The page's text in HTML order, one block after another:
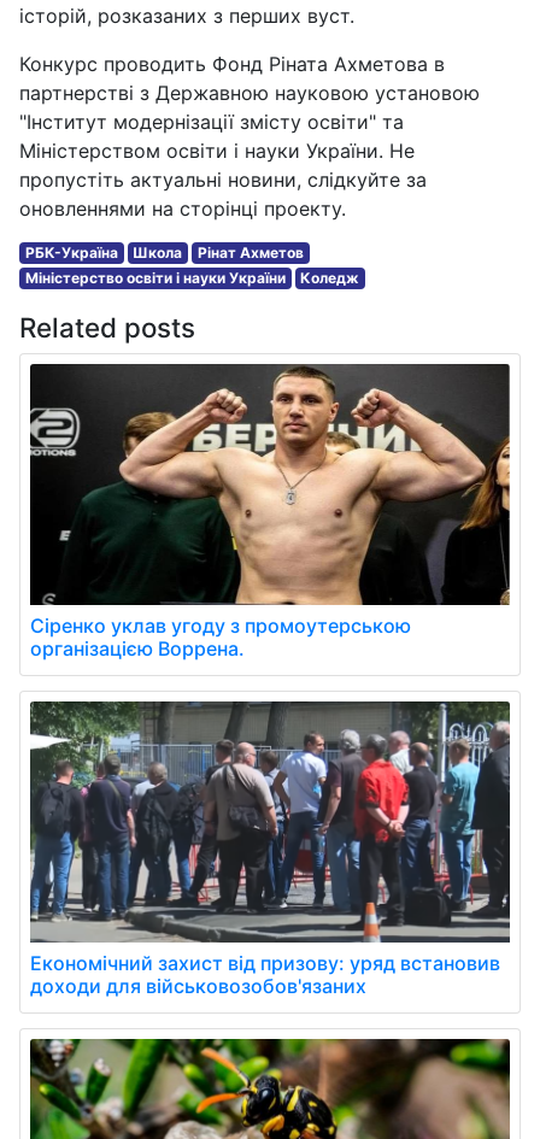
історій, розказаних з перших вуст.
Конкурс проводить Фонд Ріната Ахметова в
партнерстві з Державною науковою установою
"Інститут модернізації змісту освіти" та
Міністерством освіти і науки України. Не
пропустіть актуальні новини, слідкуйте за
оновленнями на сторінці проекту.
РБК-Україна Школа
Рінат Ахметов
Міністерство освіти і науки України
Коледж
Related posts
Сіренко уклав угоду з промоутерською
організацією Воррена.
Економічний захист від призову: уряд встановив
доходи для військовозобов'язаних